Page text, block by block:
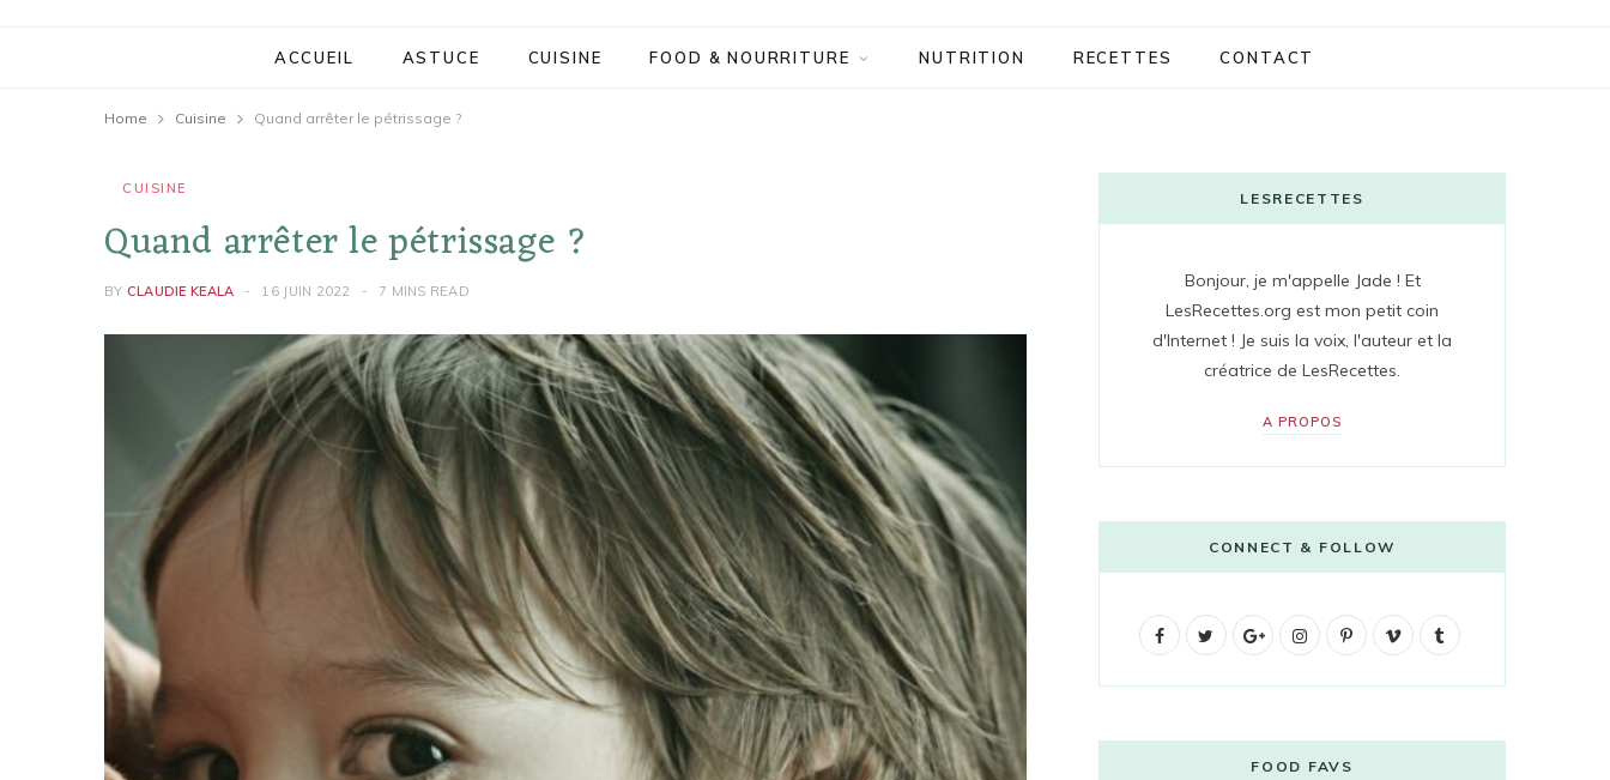
ACCUEIL ASTUCE CUISINE FOOD & NOURRITURE NUTRITION RECETTES CONTACT
Home Cuisine Quand arrêter le pétrissage ?
CUISINE
Quand arrêter le pétrissage ?
BY CLAUDIE KEALA 16 JUIN 2022 7 MINS READ
LESRECETTES
Bonjour, je m'appelle Jade ! Et
LesRecettes.org est mon petit coin
d'Internet ! Je suis la voix, l'auteur et la
créatrice de LesRecettes.
A PROPOS
CONNECT & FOLLOW
F
G
g
I
t
P
V
FOOD FAVS